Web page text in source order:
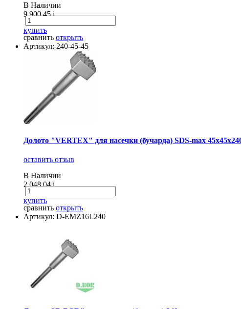
В Наличии
9 900.45i
купить
сравнить открыть
Артикул: 240-45-45
Долото "VERTEX" для насечки (бучарда) SDS-max
оставить отзыв
В Наличии
2 048.04i
купить
сравнить открыть
Артикул: D-EMZ16L240